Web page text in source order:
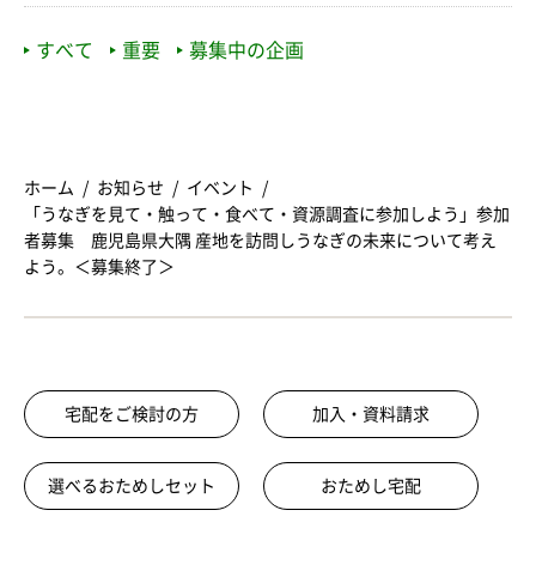
すべて 重要 募集中の企画
ホーム お知らせ
イベント
「うなぎを見て・触って・食べて・資源調査に参加しよう」参加
者募集 鹿児島県大隅 産地を訪問しうなぎの未来について考え
よう。＜募集終了＞
宅配をご検討の方 加入・資料請求
選べるおためしセット おためし宅配